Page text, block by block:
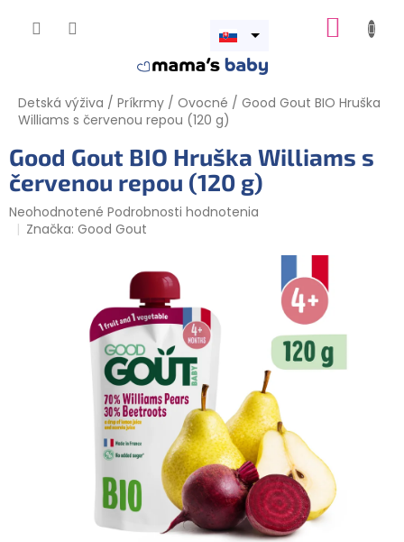
Otvoriť
Detská výživa / Príkrmy / Ovocné / Good Gout BIO Hruška
Williams s červenou repou (120 g)
Good Gout BIO Hruška Williams s
červenou repou (120 g)
Priemerné
hodnotenie
Neohodnotené Podrobnosti hodnotenia
Značka:Good Gout